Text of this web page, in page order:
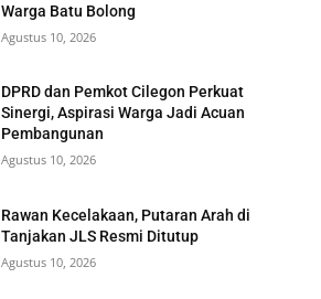
Warga Batu Bolong
Agustus 10, 2026
DPRD dan Pemkot Cilegon Perkuat
Sinergi, Aspirasi Warga Jadi Acuan
Pembangunan
Agustus 10, 2026
Rawan Kecelakaan, Putaran Arah di
Tanjakan JLS Resmi Ditutup
Agustus 10, 2026